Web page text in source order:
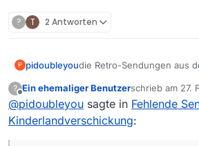
? T 2 Antworten
P pidoubleyoudie Retro-Sendungen aus
Wenn wieder mal eine
melden.
?
Offline
Ein ehemaliger Benutzerschrieb am 27.
zuletzt editiert
@pidoubleyou sagte in Fehlende
Kinderlandverschickung: